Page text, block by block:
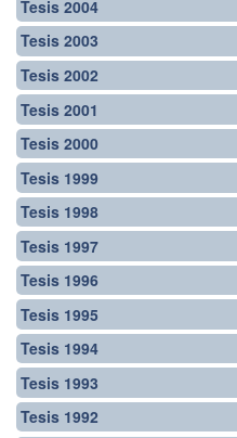
Tesis 2004
Tesis 2003
Tesis 2002
Tesis 2001
Tesis 2000
Tesis 1999
Tesis 1998
Tesis 1997
Tesis 1996
Tesis 1995
Tesis 1994
Tesis 1993
Tesis 1992